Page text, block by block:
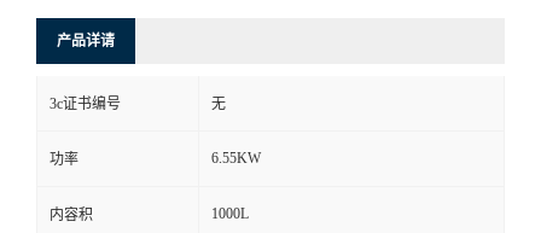
产品详请
3c证书编号 无
功率 6.55KW
内容积 1000L